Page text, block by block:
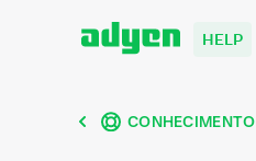
HELP
CONHECIMENTO